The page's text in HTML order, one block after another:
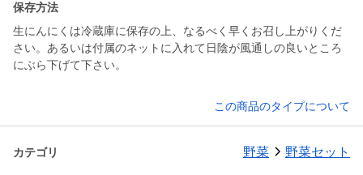
保存方法
生にんにくは冷蔵庫に保存の上、なるべく早くお召し上がりくだ
さい。あるいは付属のネットに入れて日陰が風通しの良いところ
にぶら下げて下さい。
この商品のタイプについて
カテゴリ 野菜 野菜セット